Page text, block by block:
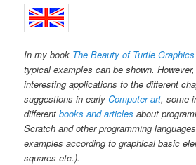
In my book The Beauty of Turtle Graphics
typical examples can be shown.
interesting applications to the different
suggestions in earlyComputer art, some
differentbooks and articles about
Scratch and other programming
examples according to graphical basic
squares etc.).